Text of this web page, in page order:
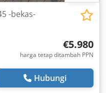
-bekas-
€5.980
harga tetap ditambah PPN
Hubungi